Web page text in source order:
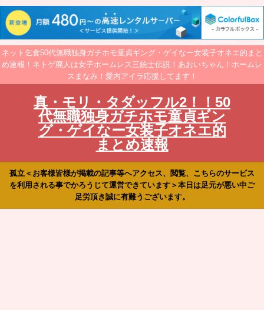
ネット乞食50代無職独身ガチホモ童貞ギング・ゲイなー女装子オネエ的まと
め速報！ネトゲ廃人は女子ホームレス三銃士伝説！あおいちゃん！ホームレ
スまなみ！愛内アイラ応援してます！
真・モリ・タダッフル2！！50
代無職独身ガチホモ童貞ギン
グ・ゲイなー女装子オネエ的
まとめ速報
孤立＜お客様皆様が掲載の記事等へアクセス、閲覧、こちらのサービス
を利用される事でかろうじて運営できています＞本日は足元が悪い中ご
足労頂き誠に有難うございます。